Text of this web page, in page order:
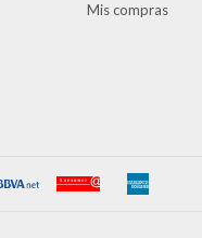
Mis compras